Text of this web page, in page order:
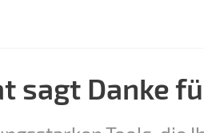
sagt Danke